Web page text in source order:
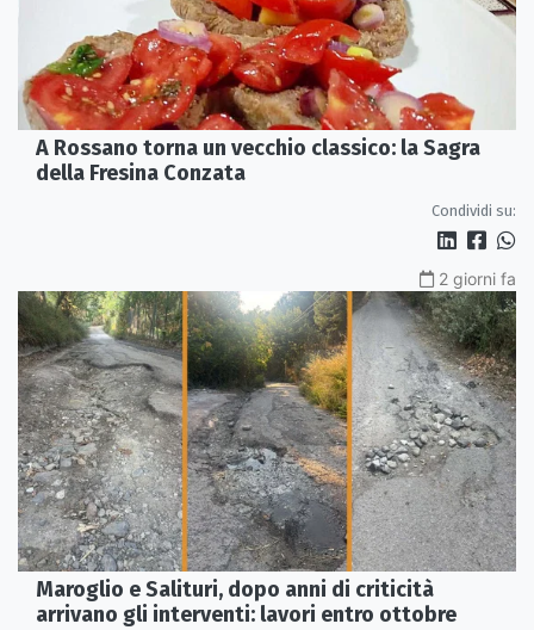
A Rossano torna un vecchio classico: la Sagra
della Fresina Conzata
Condividi su:
2 giorni fa
Maroglio e Salituri, dopo anni di criticità
arrivano gli interventi: lavori entro ottobre